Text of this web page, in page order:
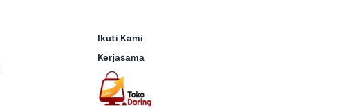
Ikuti Kami
Kerjasama